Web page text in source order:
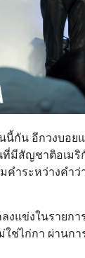
นี้กัน อีกวงบอ
มีสัญชาติอเมริ
คำระหว่างคำ
แข่งในรายกา
ใช่ไก่กา ผ่าน